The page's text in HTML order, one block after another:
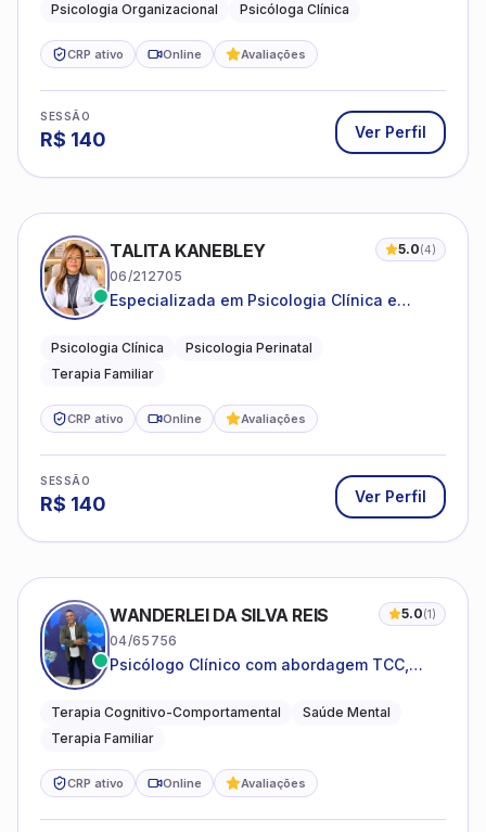
Psicologia Organizacional
Psicóloga Clínica
CRP ativo Online Avaliações
SESSÃO
R$ 140 Ver Perfil
TALITA KANEBLEY 5.0(4)
06/212705
Especializada em Psicologia Clínica e
famílias
Psicologia Clínica
Psicologia Perinatal
Terapia Familiar
CRP ativo Online Avaliações
SESSÃO
R$ 140 Ver Perfil
WANDERLEI DA SILVA REIS 5.0(1)
04/65756
Psicólogo Clínico com abordagem TCC,
sistêmica
Terapia Cognitivo-Comportamental
Saúde Mental
Terapia Familiar
CRP ativo Online Avaliações